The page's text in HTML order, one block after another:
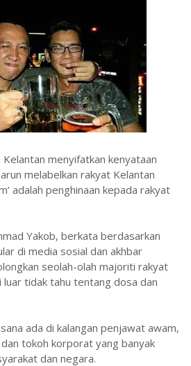
menyifatkan kenyataan
melabelkan rakyat Kelantan
adalah penghinaan kepada rakyat
Yakob, berkata berdasarkan
di media sosial dan akhbar
seolah-olah majoriti rakyat
tidak tahu tentang dosa dan
ada di kalangan penjawat awam,
tokoh korporat yang banyak
dan negara.